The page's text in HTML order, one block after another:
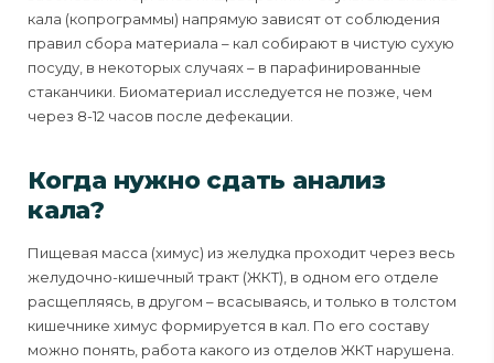
кала (копрограммы) напрямую зависят от соблюдения
правил сбора материала – кал собирают в чистую сухую
посуду, в некоторых случаях – в парафинированные
стаканчики. Биоматериал исследуется не позже, чем
через 8-12 часов после дефекации.
Когда нужно сдать анализ
кала?
Пищевая масса (химус) из желудка проходит через весь
желудочно-кишечный тракт (ЖКТ), в одном его отделе
расщепляясь, в другом – всасываясь, и только в толстом
кишечнике химус формируется в кал. По его составу
можно понять, работа какого из отделов ЖКТ нарушена.